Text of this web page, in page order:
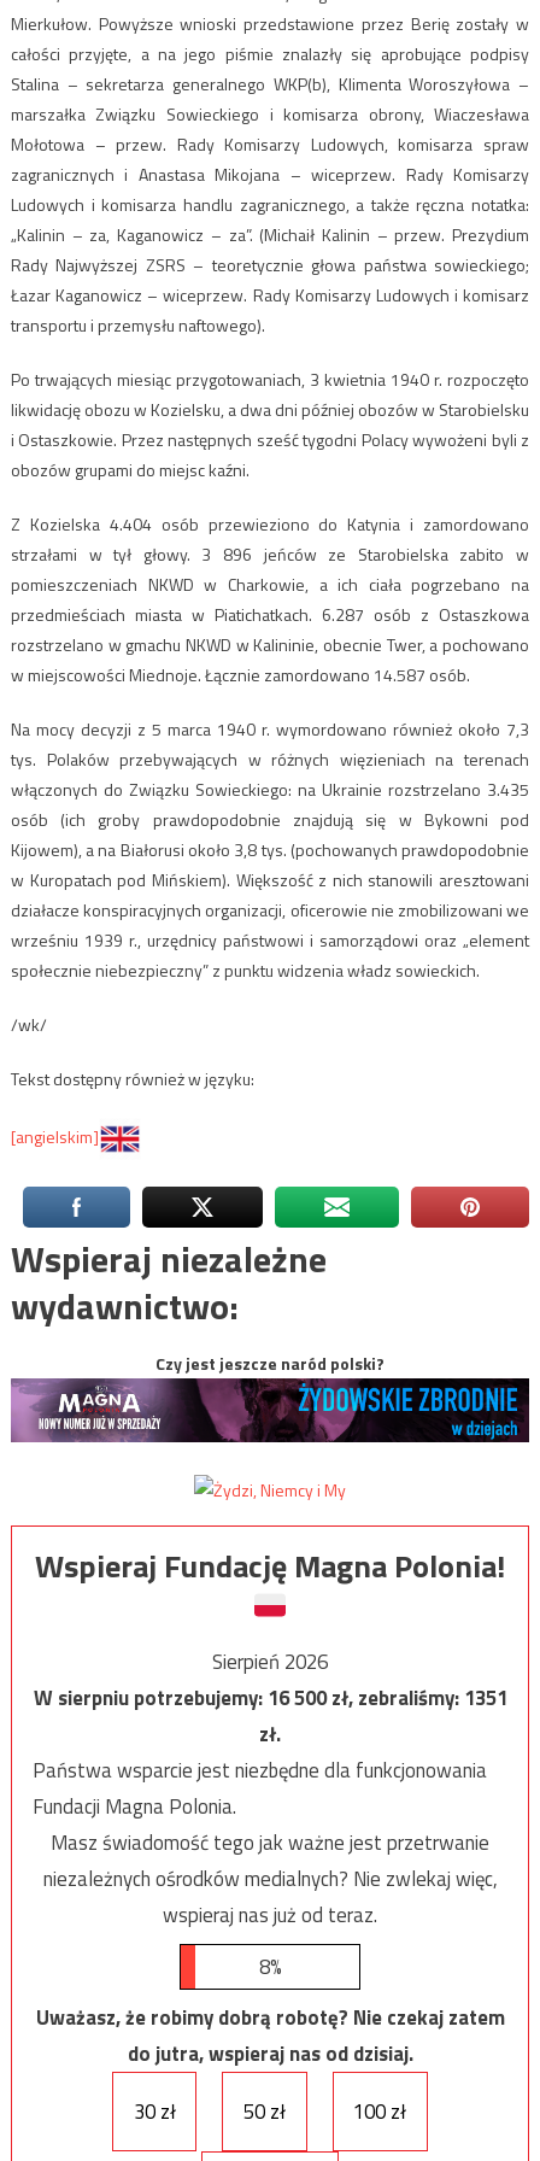
Mierkułow. Powyższe wnioski przedstawione przez Berię zostały w
całości przyjęte, a na jego piśmie znalazły się aprobujące podpisy
Stalina – sekretarza generalnego WKP(b), Klimenta Woroszyłowa –
marszałka Związku Sowieckiego i komisarza obrony, Wiaczesława
Mołotowa – przew. Rady Komisarzy Ludowych, komisarza spraw
zagranicznych i Anastasa Mikojana – wiceprzew. Rady Komisarzy
Ludowych i komisarza handlu zagranicznego, a także ręczna notatka:
„Kalinin – za, Kaganowicz – za”. (Michaił Kalinin – przew. Prezydium
Rady Najwyższej ZSRS – teoretycznie głowa państwa sowieckiego;
Łazar Kaganowicz – wiceprzew. Rady Komisarzy Ludowych i komisarz
transportu i przemysłu naftowego).
Po trwających miesiąc przygotowaniach, 3 kwietnia 1940 r. rozpoczęto
likwidację obozu w Kozielsku, a dwa dni później obozów w Starobielsku
i Ostaszkowie. Przez następnych sześć tygodni Polacy wywożeni byli z
obozów grupami do miejsc kaźni.
Z Kozielska 4.404 osób przewieziono do Katynia i zamordowano
strzałami w tył głowy. 3 896 jeńców ze Starobielska zabito w
pomieszczeniach NKWD w Charkowie, a ich ciała pogrzebano na
przedmieściach miasta w Piatichatkach. 6.287 osób z Ostaszkowa
rozstrzelano w gmachu NKWD w Kalininie, obecnie Twer, a pochowano
w miejscowości Miednoje. Łącznie zamordowano 14.587 osób.
Na mocy decyzji z 5 marca 1940 r. wymordowano również około 7,3
tys. Polaków przebywających w różnych więzieniach na terenach
włączonych do Związku Sowieckiego: na Ukrainie rozstrzelano 3.435
osób (ich groby prawdopodobnie znajdują się w Bykowni pod
Kijowem), a na Białorusi około 3,8 tys. (pochowanych prawdopodobnie
w Kuropatach pod Mińskiem). Większość z nich stanowili aresztowani
działacze konspiracyjnych organizacji, oficerowie nie zmobilizowani we
wrześniu 1939 r., urzędnicy państwowi i samorządowi oraz „element
społecznie niebezpieczny” z punktu widzenia władz sowieckich.
/wk/
Tekst dostępny również w języku:
[angielskim]
Wspieraj niezależne
wydawnictwo:
Czy jest jeszcze naród polski?
Wspieraj Fundację Magna Polonia!
Sierpień 2026
W sierpniu potrzebujemy:16 500zł, zebraliśmy:1351
zł.
Państwa wsparcie jest niezbędne dla funkcjonowania
Fundacji Magna Polonia.
Masz świadomość tego jak ważne jest przetrwanie
niezależnych ośrodków medialnych? Nie zwlekaj więc,
wspieraj nas już od teraz.
8%
Uważasz, że robimy dobrą robotę? Nie czekaj zatem
do jutra, wspieraj nas od dzisiaj.
30 zł
50 zł 100 zł